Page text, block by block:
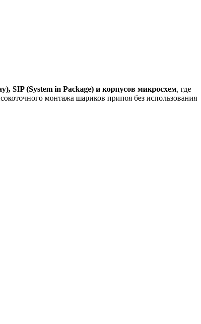
SIP (System in Package) и корпусов микросхем, где
монтажа шариков припоя без использования